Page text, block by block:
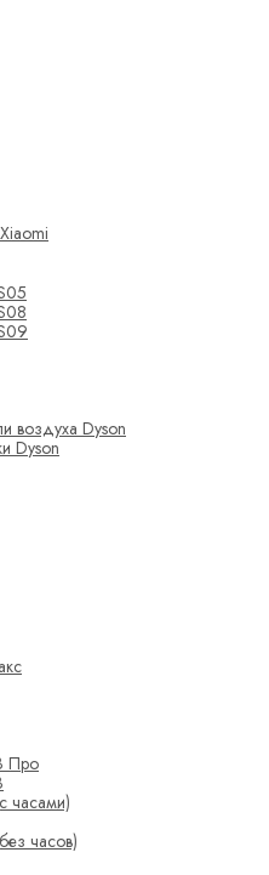
воздуха Dyson
Dyson
Про
часами)
часов)